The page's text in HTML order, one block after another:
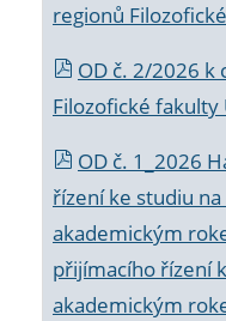
regionů
OD č. 2/2026 k
Filozofické
OD č. 1_2026
řízení ke studiu
akademickým
přijímacího řízení
akademickým